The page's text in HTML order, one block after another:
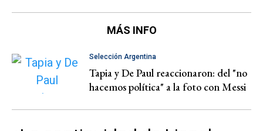
MÁS INFO
Selección Argentina
Tapia y De Paul reaccionaron: del "no
hacemos política" a la foto con Messi